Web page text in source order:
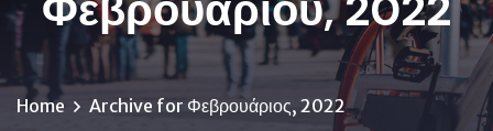
Home Archive for Φεβρουάριος, 2022